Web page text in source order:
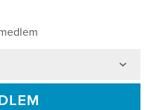
DIAGNOSTIK